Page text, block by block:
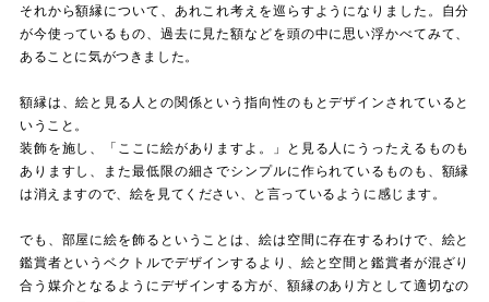
それから額縁について、あれこれ考えを巡らすようになりました。自分
が今使っているもの、過去に見た額などを頭の中に思い浮かべてみて、
あることに気がつきました。
額縁は、絵と見る人との関係という指向性のもとデザインされていると
いうこと。
装飾を施し、「ここに絵がありますよ。」と見る人にうったえるものも
ありますし、また最低限の細さでシンプルに作られているものも、額縁
は消えますので、絵を見てください、と言っているように感じます。
でも、部屋に絵を飾るということは、絵は空間に存在するわけで、絵と
鑑賞者というベクトルでデザインするより、絵と空間と鑑賞者が混ざり
合う媒介となるようにデザインする方が、額縁のあり方として適切なの